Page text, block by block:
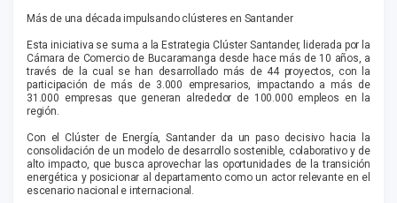
Más de una década impulsando clústeres en Santander
Esta iniciativa se suma a la Estrategia Clúster Santander, liderada por la
Cámara de Comercio de Bucaramanga desde hace más de 10 años, a
través de la cual se han desarrollado más de 44 proyectos, con la
participación de más de 3.000 empresarios, impactando a más de
31.000 empresas que generan alrededor de 100.000 empleos en la
región.
Con el Clúster de Energía, Santander da un paso decisivo hacia la
consolidación de un modelo de desarrollo sostenible, colaborativo y de
alto impacto, que busca aprovechar las oportunidades de la transición
energética y posicionar al departamento como un actor relevante en el
escenario nacional e internacional.